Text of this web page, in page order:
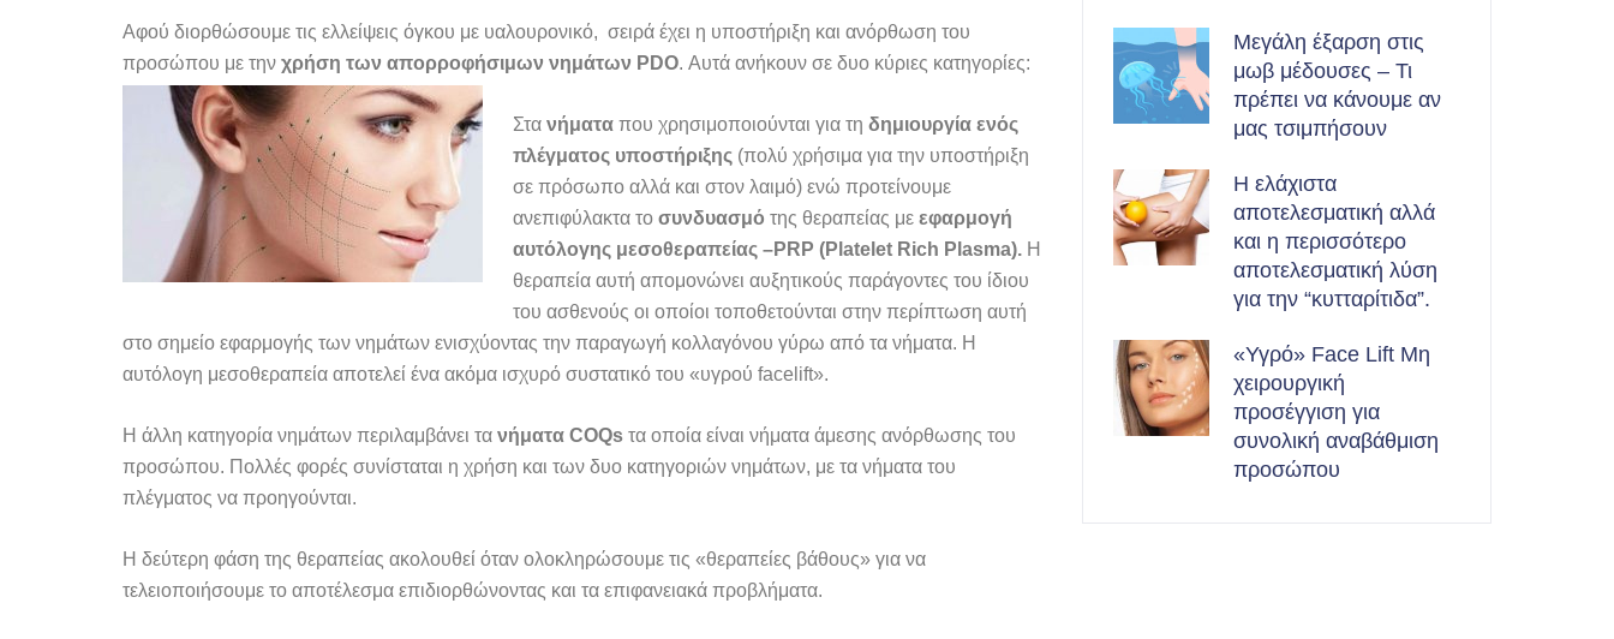
Αφού διορθώσουμε τις ελλείψεις όγκου με υαλουρονικό, σειρά έχει η υποστήριξη και ανόρθωση του
προσώπου με την χρήση των απορροφήσιμων νημάτων PDO. Αυτά ανήκουν σε δυο κύριες κατηγορίες:
Στα νήματα που χρησιμοποιούνται για τη δημιουργία ενός
πλέγματος υποστήριξης (πολύ χρήσιμα για την υποστήριξη
σε πρόσωπο αλλά και στον λαιμό) ενώ προτείνουμε
ανεπιφύλακτα το συνδυασμό της θεραπείας με εφαρμογή
αυτόλογης μεσοθεραπείας –PRP (Platelet Rich Plasma). Η
θεραπεία αυτή απομονώνει αυξητικούς παράγοντες του ίδιου
του ασθενούς οι οποίοι τοποθετούνται στην περίπτωση αυτή
στο σημείο εφαρμογής των νημάτων ενισχύοντας την παραγωγή κολλαγόνου γύρω από τα νήματα. Η
αυτόλογη μεσοθεραπεία αποτελεί ένα ακόμα ισχυρό συστατικό του «υγρού facelift».
Η άλλη κατηγορία νημάτων περιλαμβάνει τα νήματα COQs τα οποία είναι νήματα άμεσης ανόρθωσης του
προσώπου. Πολλές φορές συνίσταται η χρήση και των δυο κατηγοριών νημάτων, με τα νήματα του
πλέγματος να προηγούνται.
Η δεύτερη φάση της θεραπείας ακολουθεί όταν ολοκληρώσουμε τις «θεραπείες βάθους» για να
τελειοποιήσουμε το αποτέλεσμα επιδιορθώνοντας και τα επιφανειακά προβλήματα.
Μεγάλη έξαρση στις
μωβ μέδουσες – Τι
πρέπει να κάνουμε αν
μας τσιμπήσουν
Η ελάχιστα
αποτελεσματική αλλά
και η περισσότερο
αποτελεσματική λύση
για την “κυτταρίτιδα”.
«Υγρό» Face Lift Μη
χειρουργική
προσέγγιση για
συνολική αναβάθμιση
προσώπου